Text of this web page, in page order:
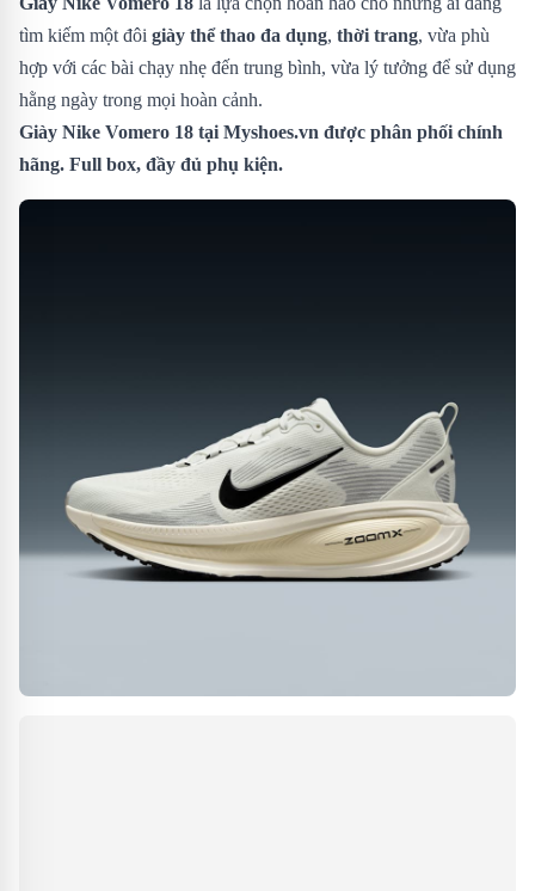
tìm kiếm một đôi giày thể thao đa dụng, thời trang, vừa phù
hợp với các bài chạy nhẹ đến trung bình, vừa lý tưởng để sử dụng
hằng ngày trong mọi hoàn cảnh.
Giày Nike Vomero 18 tại Myshoes.vn được phân phối chính
hãng. Full box, đầy đủ phụ kiện.